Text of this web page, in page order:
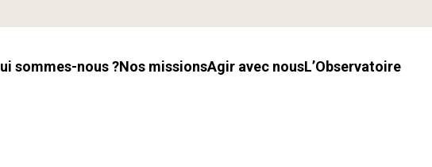
Qui sommes-nous ? Nos missions Agir avec nous l’Observatoire